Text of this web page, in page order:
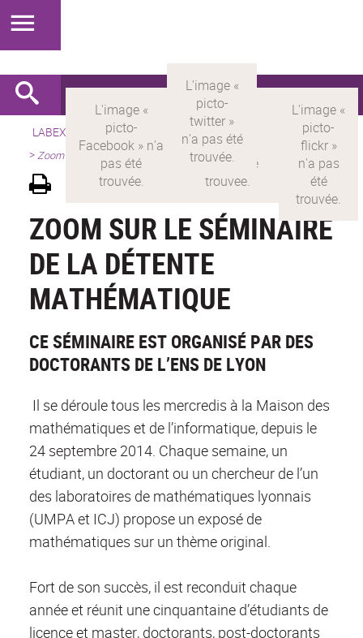
LABEX > LABEX MILYON Version française
Présentation
>Zoom sur le séminaire de la détente mathématique
ZOOM SUR LE SÉMINAIRE
DE LA DÉTENTE
MATHÉMATIQUE
CE SÉMINAIRE EST ORGANISÉ PAR DES
DOCTORANTS DE L’ENS DE LYON
Il se déroule tous les mercredis à la Maison des
mathématiques et de l’informatique, depuis le
24 septembre 2014. Chaque semaine, un
étudiant, un doctorant ou un chercheur de l’un
des laboratoires de mathématiques lyonnais
(UMPA et ICJ) propose un exposé de
mathématiques sur un thème original.
Fort de son succès, il est reconduit chaque
année et réunit une cinquantaine d’étudiants de
licence et master, doctorants, post-doctorants